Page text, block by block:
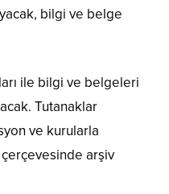
bilgi ve belge
ile bilgi ve belgeleri
Tutanaklar
ve kurularla
çerçevesinde arşiv